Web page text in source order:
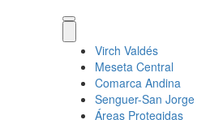
Virch Valdés
Meseta Central
Comarca Andina
Senguer-San Jorge
Áreas Protegidas